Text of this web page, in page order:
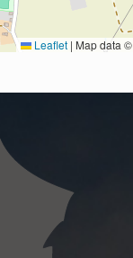
Leaflet | Map data ©